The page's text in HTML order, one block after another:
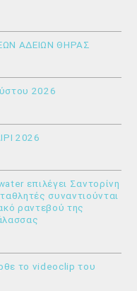
ΑΔΕΙΩΝ ΘΗΡΑΣ
2026
2026
επιλέγει Σαντορίνη
συναντιούνται
ραντεβού της
το videoclip του